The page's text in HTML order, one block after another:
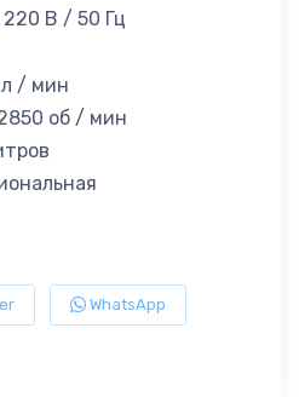
В / 50 Гц
л / мин
об / мин
WhatsApp